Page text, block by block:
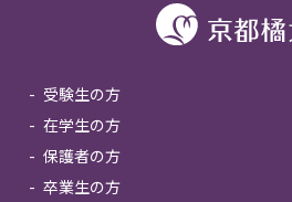
受験生の方
在学生の方
保護者の方
卒業生の方